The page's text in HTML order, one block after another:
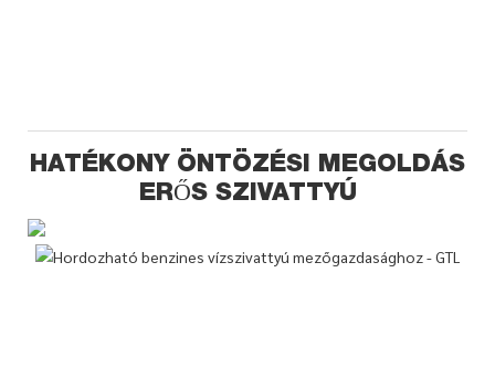
HATÉKONY ÖNTÖZÉSI MEGOLDÁS
ERŐS SZIVATTYÚ